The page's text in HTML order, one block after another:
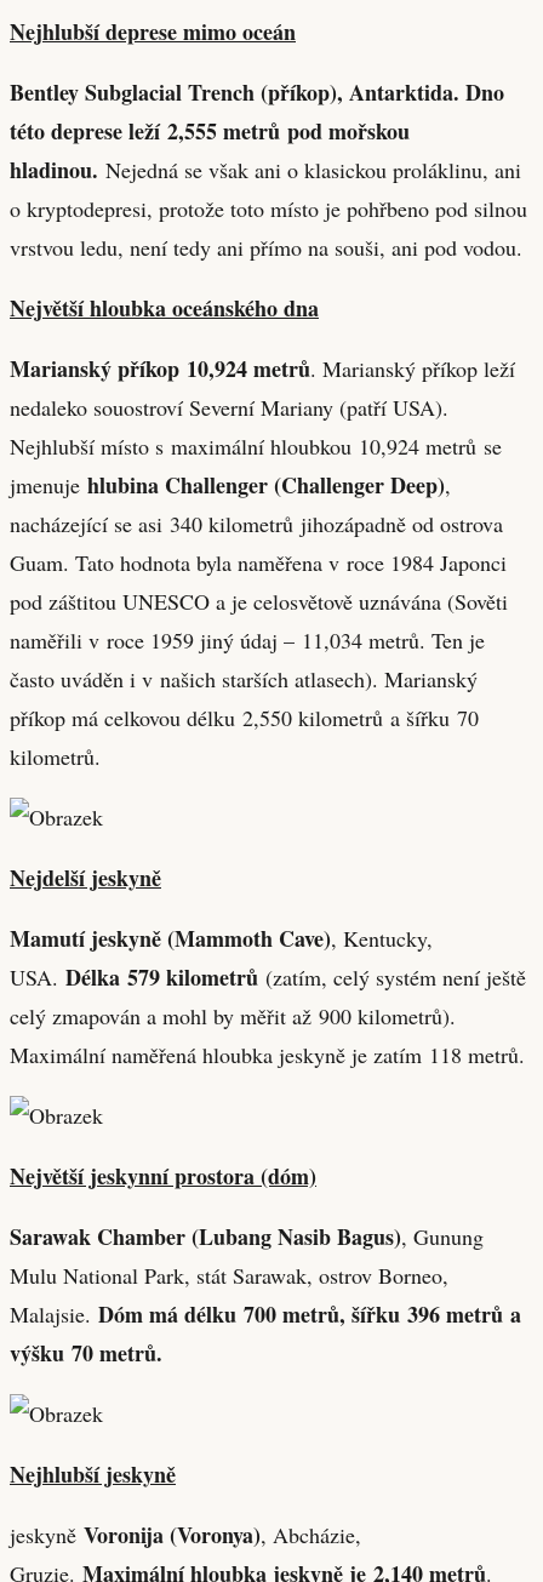
Nejhlubší deprese mimo oceán
Bentley Subglacial Trench (příkop), Antarktida. Dno
této deprese leží 2,555 metrů pod mořskou
hladinou. Nejedná se však ani o klasickou proláklinu, ani
o kryptodepresi, protože toto místo je pohřbeno pod silnou
vrstvou ledu, není tedy ani přímo na souši, ani pod vodou.
Největší hloubka oceánského dna
Marianský příkop 10,924 metrů. Marianský příkop leží
nedaleko souostroví Severní Mariany (patří USA).
Nejhlubší místo s maximální hloubkou 10,924 metrů se
jmenuje hlubina Challenger (Challenger Deep),
nacházející se asi 340 kilometrů jihozápadně od ostrova
Guam. Tato hodnota byla naměřena v roce 1984 Japonci
pod záštitou UNESCO a je celosvětově uznávána (Sověti
naměřili v roce 1959 jiný údaj – 11,034 metrů. Ten je
často uváděn i v našich starších atlasech). Marianský
příkop má celkovou délku 2,550 kilometrů a šířku 70
kilometrů.
Nejdelší jeskyně
Mamutí jeskyně (Mammoth Cave), Kentucky,
USA. Délka 579 kilometrů (zatím, celý systém není ještě
celý zmapován a mohl by měřit až 900 kilometrů).
Maximální naměřená hloubka jeskyně je zatím 118 metrů.
Největší jeskynní prostora (dóm)
Sarawak Chamber (Lubang Nasib Bagus), Gunung
Mulu National Park, stát Sarawak, ostrov Borneo,
Malajsie. Dóm má délku 700 metrů, šířku 396 metrů a
výšku 70 metrů.
Nejhlubší jeskyně
jeskyně Voronija (Voronya), Abcházie,
Gruzie. Maximální hloubka jeskyně je 2,140 metrů.